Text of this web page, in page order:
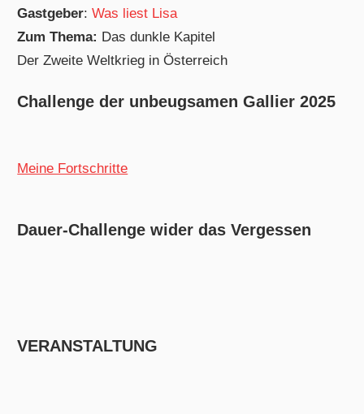
Gastgeber:Was liest Lisa
Zum Thema: Das dunkle Kapitel
Der Zweite Weltkrieg in Österreich
Challenge der unbeugsamen Gallier 2025
Meine Fortschritte
Dauer-Challenge wider das Vergessen
VERANSTALTUNG